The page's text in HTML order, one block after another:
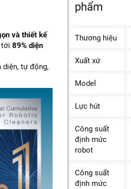
và thiết kế
tới89% diện
diện, tự động,
phẩm
Thương hiệu
Xuất xứ
Model
Lực hút
Công suất
định mức
robot
Công suất
định mức